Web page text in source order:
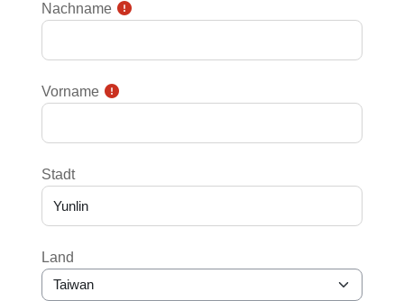
Nachname
Vorname
Stadt
Land